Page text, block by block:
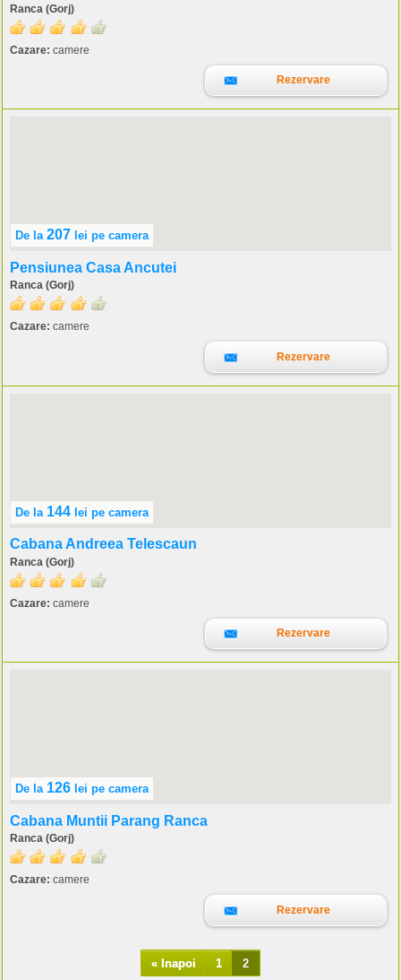
Ranca (Gorj)
Cazare: camere
Rezervare
De la 207 lei pe camera
Pensiunea Casa Ancutei
Ranca (Gorj)
Cazare: camere
Rezervare
De la 144 lei pe camera
Cabana Andreea Telescaun
Ranca (Gorj)
Cazare: camere
Rezervare
De la 126 lei pe camera
Cabana Muntii Parang Ranca
Ranca (Gorj)
Cazare: camere
Rezervare
« Inapoi 1 2